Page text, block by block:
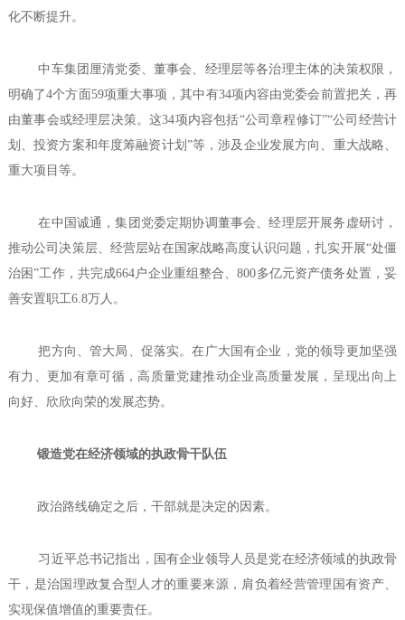
化不断提升。
中车集团厘清党委、董事会、经理层等各治理主体的决策权限，
明确了4个方面59项重大事项，其中有34项内容由党委会前置把关，再
由董事会或经理层决策。这34项内容包括“公司章程修订”“公司经营计
划、投资方案和年度筹融资计划”等，涉及企业发展方向、重大战略、
重大项目等。
在中国诚通，集团党委定期协调董事会、经理层开展务虚研讨，
推动公司决策层、经营层站在国家战略高度认识问题，扎实开展“处僵
治困”工作，共完成664户企业重组整合、800多亿元资产债务处置，妥
善安置职工6.8万人。
把方向、管大局、促落实。在广大国有企业，党的领导更加坚强
有力、更加有章可循，高质量党建推动企业高质量发展，呈现出向上
向好、欣欣向荣的发展态势。
锻造党在经济领域的执政骨干队伍
政治路线确定之后，干部就是决定的因素。
习近平总书记指出，国有企业领导人员是党在经济领域的执政骨
干，是治国理政复合型人才的重要来源，肩负着经营管理国有资产、
实现保值增值的重要责任。